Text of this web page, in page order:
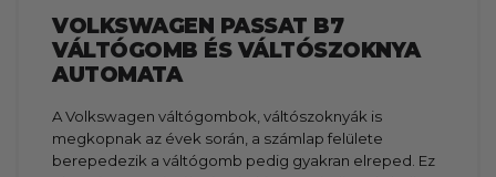
VOLKSWAGEN PASSAT B7
VÁLTÓGOMB ÉS VÁLTÓSZOKNYA
AUTOMATA
A Volkswagen váltógombok, váltószoknyák is
megkopnak az évek során, a számlap felülete
berepedezik a váltógomb pedig gyakran elreped. Ez